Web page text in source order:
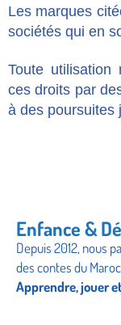
Les marques
sociétés qui en
Toute
ces droits par
à des poursuites
Enfance &
Depuis 2012, nous
des contes du
Apprendre, jouer